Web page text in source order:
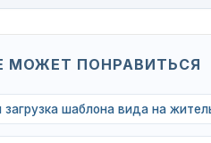
МОЖЕТ ПОНРАВИТЬСЯ
загрузка шаблона вида на